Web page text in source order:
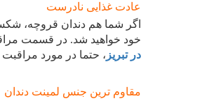
عادت غذایی نادرست
اگر شما هم دندان قروچه،
خود خواهید شد. در قسمت
در تبریز ، حتما در مورد
مقاوم ترین جنس لمینت دندان